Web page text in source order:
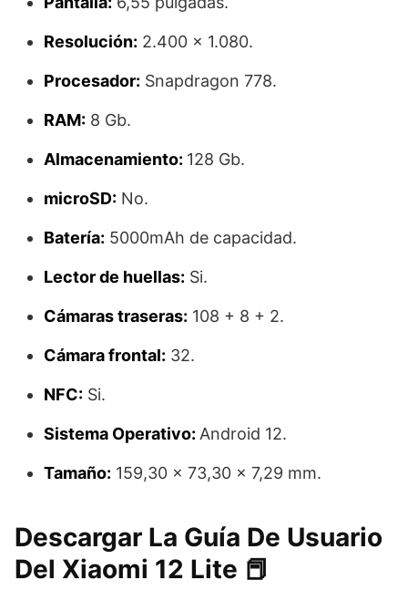
Resolución: 2.400 x 1.080.
Procesador: Snapdragon 778.
RAM: 8 Gb.
Almacenamiento: 128 Gb.
microSD: No.
Batería: 5000mAh de capacidad.
Lector de huellas: Si.
Cámaras traseras: 108 + 8 + 2.
Cámara frontal: 32.
NFC: Si.
Sistema Operativo: Android 12.
Tamaño: 159,30 x 73,30 x 7,29 mm.
Descargar La Guía De Usuario
Del Xiaomi 12 Lite 📕